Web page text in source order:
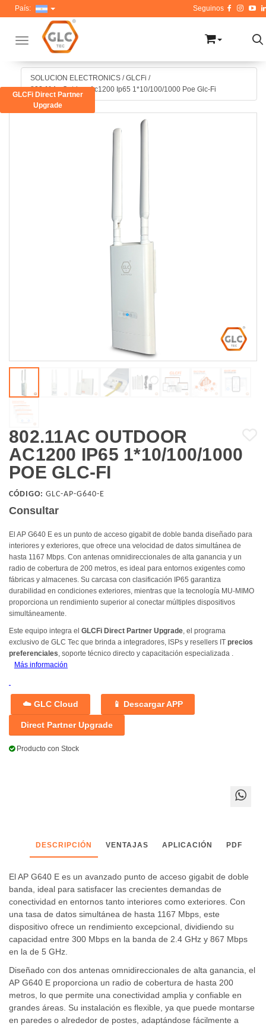
Toggle navigation
País:
SOLUCION ELECTRONICS /GLCFi /
802.11Ac Outdoor Ac1200 Ip65 1*10/100/1000 Poe Glc-Fi
GLCFi Direct Partner
Upgrade
802.11AC OUTDOOR
AC1200 IP65 1*10/100/1000
POE GLC-FI
CÓDIGO: GLC-AP-G640-E
Consultar
El AP G640 E es un punto de acceso gigabit de doble banda diseñado para
interiores y exteriores, que ofrece una velocidad de datos simultánea de
hasta 1167 Mbps. Con antenas omnidireccionales de alta ganancia y un
radio de cobertura de 200 metros, es ideal para entornos exigentes como
fábricas y almacenes. Su carcasa con clasificación IP65 garantiza
durabilidad en condiciones exteriores, mientras que la tecnología MU-MIMO
proporciona un rendimiento superior al conectar múltiples dispositivos
simultáneamente.
Este equipo integra el GLCFi Direct Partner Upgrade, el programa
exclusivo de GLC Tec que brinda a integradores, ISPs y resellers IT precios
preferenciales, soporte técnico directo y capacitación especializada .
Más información
☁️ GLC Cloud 📱 Descargar APP
Direct Partner Upgrade
Producto con Stock
DESCRIPCIÓN VENTAJAS APLICACIÓN PDF
El AP G640 E es un avanzado punto de acceso gigabit de doble
banda, ideal para satisfacer las crecientes demandas de
conectividad en entornos tanto interiores como exteriores. Con
una tasa de datos simultánea de hasta 1167 Mbps, este
dispositivo ofrece un rendimiento excepcional, dividiendo su
capacidad entre 300 Mbps en la banda de 2.4 GHz y 867 Mbps
en la de 5 GHz.
Diseñado con dos antenas omnidireccionales de alta ganancia, el
AP G640 E proporciona un radio de cobertura de hasta 200
metros, lo que permite una conectividad amplia y confiable en
grandes áreas. Su instalación es flexible, ya que puede montarse
en paredes o alrededor de postes, adaptándose fácilmente a